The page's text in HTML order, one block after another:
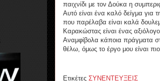
παιχνίδι με τον Δούκα η
Αυτό είναι ένα καλό δείγμα για
που παρέλαβα είναι καλά
Καρακώστας είναι ένας
Αναμφίβολα κάποια πράγματα
θέλω, όμως το έργο μου είναι
Ετικέτες ΣΥΝΕΝΤΕΥΞΕΙΣ